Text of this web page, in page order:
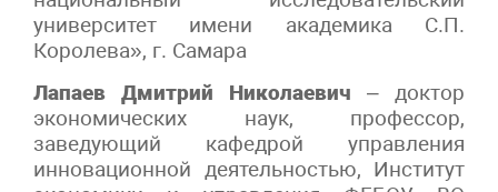
университет имени академика
С.П.
Королева», г. Самара
Лапаев Дмитрий Николаевич – доктор
экономических наук, профессор,
заведующий кафедрой управления
инновационной
деятельностью, Институт